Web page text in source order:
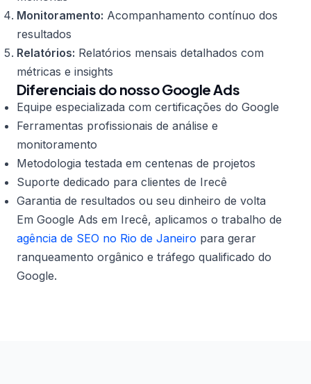
Monitoramento: Acompanhamento contínuo dos
resultados
Relatórios: Relatórios mensais detalhados com
métricas e insights
Diferenciais do nosso Google Ads
Equipe especializada com certificações do Google
Ferramentas profissionais de análise e
monitoramento
Metodologia testada em centenas de projetos
Suporte dedicado para clientes de Irecê
Garantia de resultados ou seu dinheiro de volta
Em Google Ads em Irecê, aplicamos o trabalho de
agência de SEO no Rio de Janeiro para gerar
ranqueamento orgânico e tráfego qualificado do
Google.